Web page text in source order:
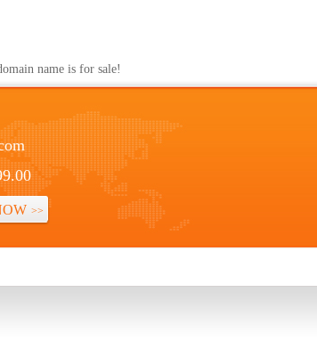
name is for sale!
>>